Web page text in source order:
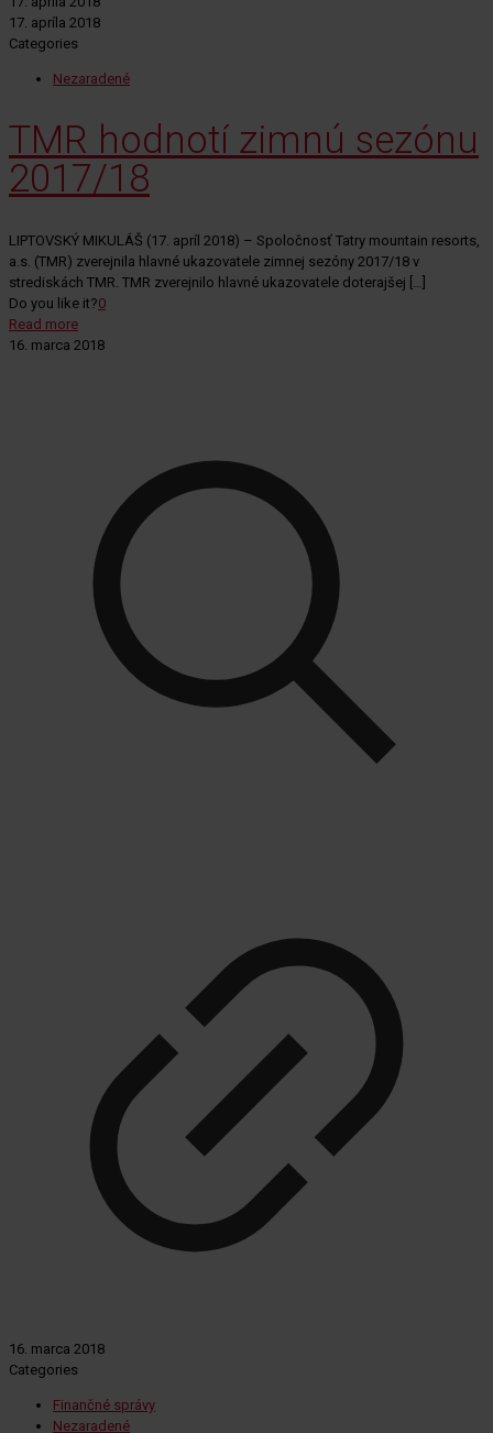
17. apríla 2018
Categories
Nezaradené
TMR hodnotí zimnú sezónu
2017/18
LIPTOVSKÝ MIKULÁŠ (17. apríl 2018) – Spoločnosť Tatry mountain resorts,
a.s. (TMR) zverejnila hlavné ukazovatele zimnej sezóny 2017/18 v
strediskách TMR. TMR zverejnilo hlavné ukazovatele doterajšej […]
Do you like it?0
Read more
16. marca 2018
16. marca 2018
Categories
Finančné správy
Nezaradené